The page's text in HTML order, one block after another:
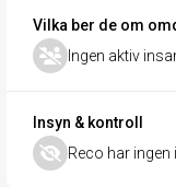
Vilka ber de om
Ingen aktiv
Insyn & kontroll
Reco har ingen